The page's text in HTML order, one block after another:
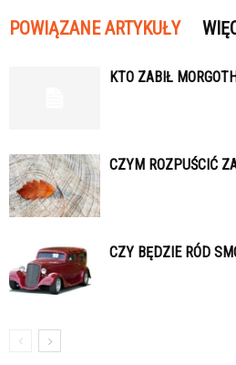
POWIĄZANE ARTYKUŁY
KTO ZABIŁ
CZYM ROZPUŚCIĆ
CZY BĘDZIE RÓD